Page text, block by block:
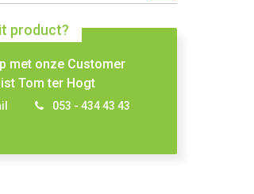
product?
met onze Customer
Tom ter Hogt
053 - 434 43 43